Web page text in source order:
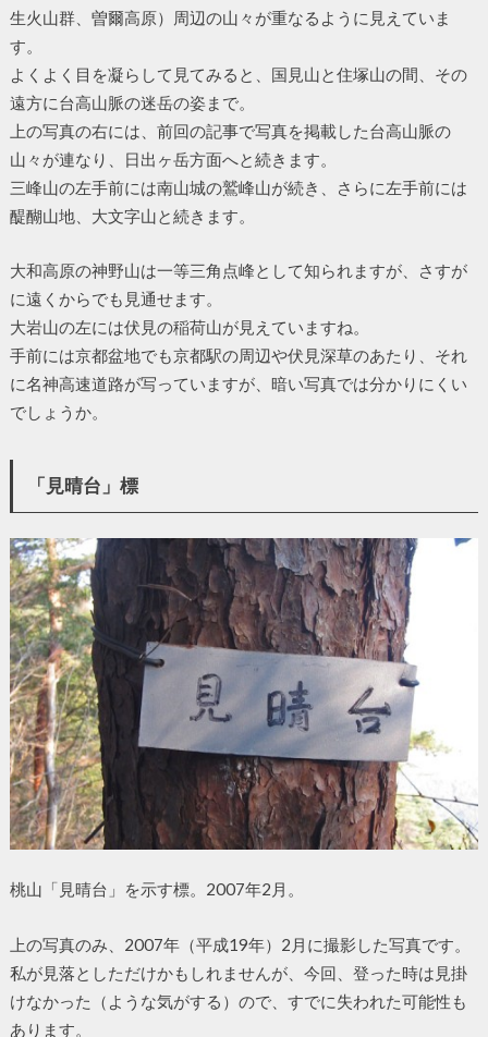
生火山群、曽爾高原）周辺の山々が重なるように見えていま
す。
よくよく目を凝らして見てみると、国見山と住塚山の間、その
遠方に台高山脈の迷岳の姿まで。
上の写真の右には、前回の記事で写真を掲載した台高山脈の
山々が連なり、日出ヶ岳方面へと続きます。
三峰山の左手前には南山城の鷲峰山が続き、さらに左手前には
醍醐山地、大文字山と続きます。
大和高原の神野山は一等三角点峰として知られますが、さすが
に遠くからでも見通せます。
大岩山の左には伏見の稲荷山が見えていますね。
手前には京都盆地でも京都駅の周辺や伏見深草のあたり、それ
に名神高速道路が写っていますが、暗い写真では分かりにくい
でしょうか。
「見晴台」標
桃山「見晴台」を示す標。2007年2月。
上の写真のみ、2007年（平成19年）2月に撮影した写真です。
私が見落としただけかもしれませんが、今回、登った時は見掛
けなかった（ような気がする）ので、すでに失われた可能性も
あります。